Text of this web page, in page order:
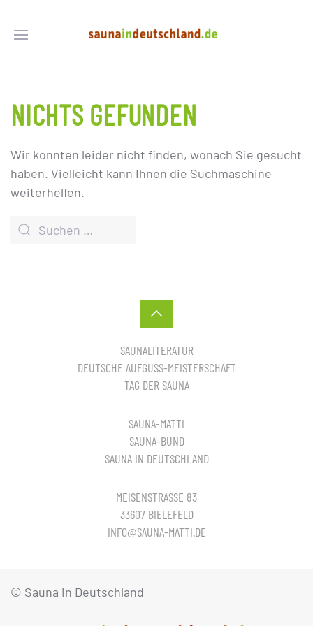
NICHTS GEFUNDEN
Wir konnten leider nicht finden, wonach Sie gesucht
haben. Vielleicht kann Ihnen die Suchmaschine
weiterhelfen.
SAUNALITERATUR
DEUTSCHE AUFGUSS-MEISTERSCHAFT
TAG DER SAUNA
SAUNA-MATTI
SAUNA-BUND
SAUNA IN DEUTSCHLAND
MEISENSTRASSE 83
33607 BIELEFELD
INFO@SAUNA-MATTI.DE
© Sauna in Deutschland